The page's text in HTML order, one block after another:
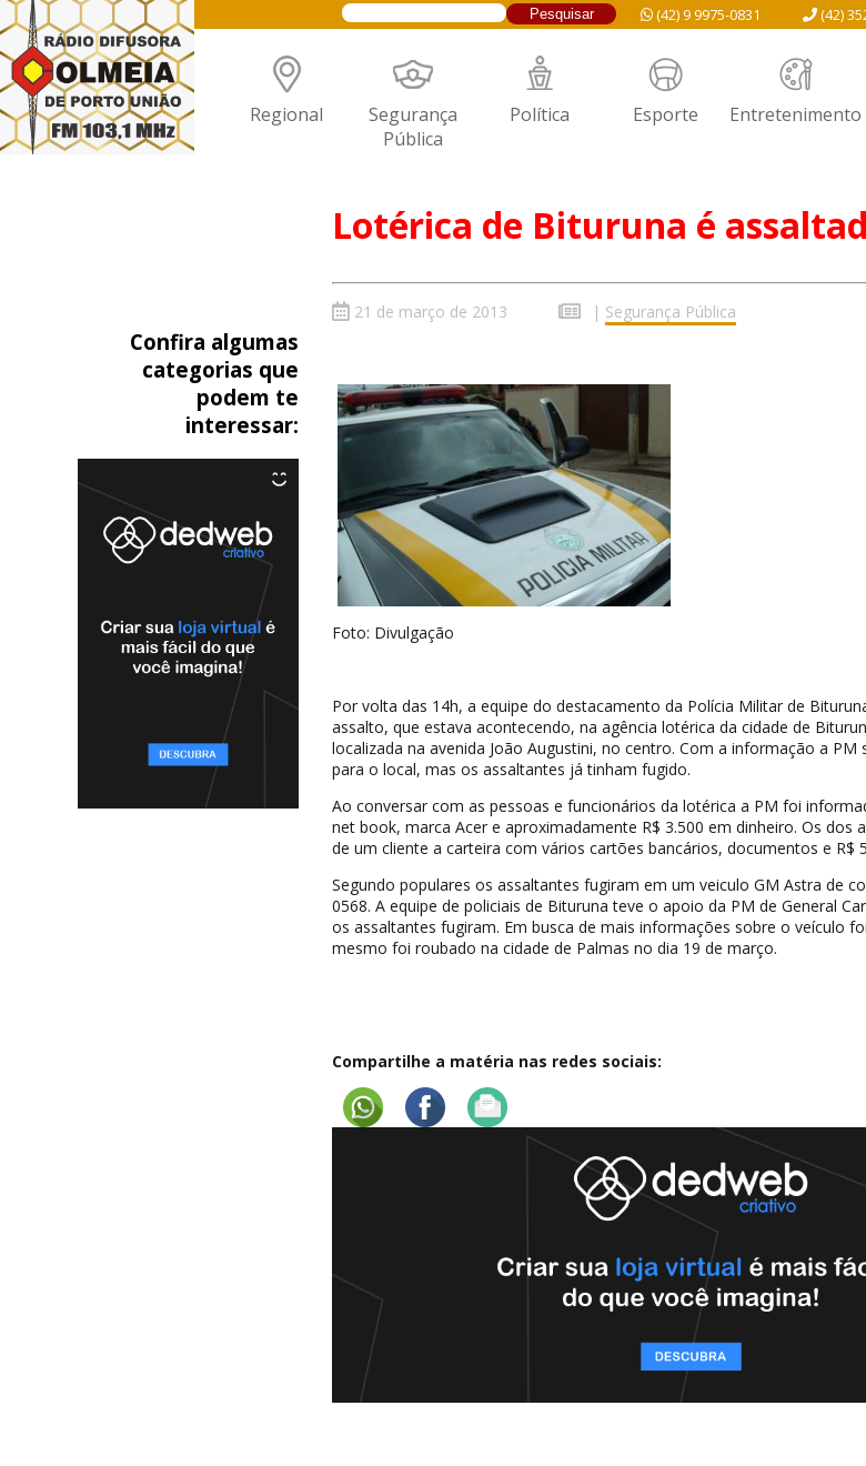
(42)
(42) 9 9975-0831
Regional Segurança
Pública
Política Esporte Entretenimento
Lotérica de Bituruna é
Confira algumas
categorias que
podem te
interessar:
21 de março de 2013 | Segurança Pública
Foto: Divulgação
Por volta das 14h, a equipe do destacamento da Polícia Militar de
assalto, que estava acontecendo, na agência lotérica da cidade de
localizada na avenida João Augustini, no centro. Com a informação a PM
para o local, mas os assaltantes já tinham fugido.
Ao conversar com as pessoas e funcionários da lotérica a PM foi
net book, marca Acer e aproximadamente R$ 3.500 em dinheiro. Os dos
de um cliente a carteira com vários cartões bancários, documentos e R$
Segundo populares os assaltantes fugiram em um veiculo GM Astra de
0568. A equipe de policiais de Bituruna teve o apoio da PM de General
os assaltantes fugiram. Em busca de mais informações sobre o veículo
mesmo foi roubado na cidade de Palmas no dia 19 de março.
Compartilhe a matéria nas redes sociais: